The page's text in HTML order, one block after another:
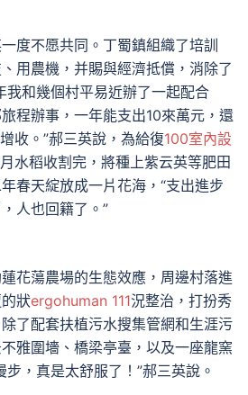
不愿共同。丁蜀鎮組織了培訓
用農機，并賜與經濟抵償，消除了
我和幾個村平易近辦了一起配合
程辦事，一年能支出10來萬元，還
收。”郝三英說，為給復100室內設
水稻收割完，將種上紫云英等肥田
春天綻放成一片花海，“支出進步
人也回籍了。”
蕩農場的生態效應，周邊村落進
狀ergohuman 111況整治，打扮秀
了配套扶植污水搜集管網和生涯污
雅圍墻、橋梁亭臺，以及一座龍窯
，真是太舒服了！”郝三英說。